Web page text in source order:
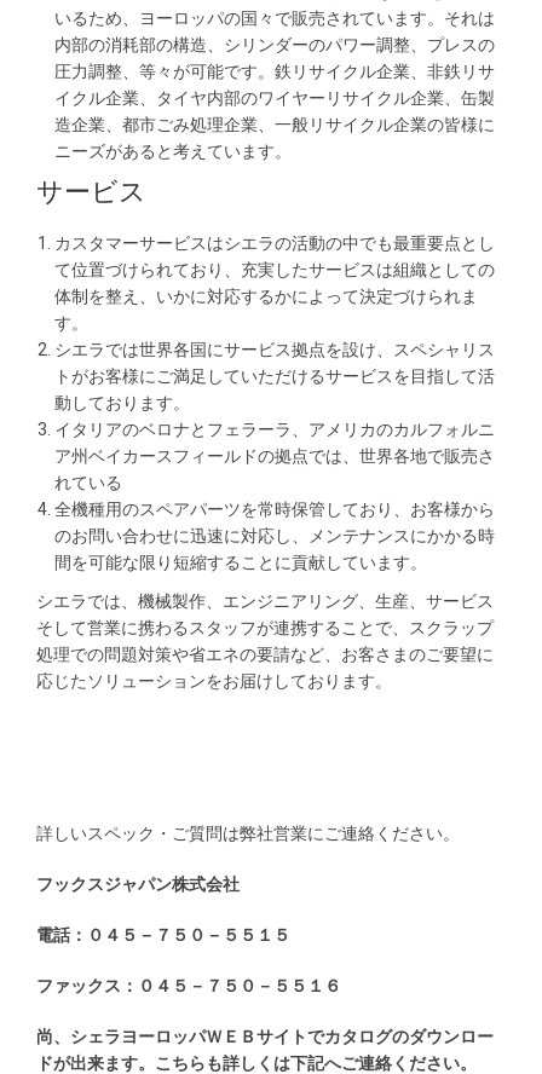
いるため、ヨーロッパの国々で販売されています。それは
内部の消耗部の構造、シリンダーのパワー調整、プレスの
圧力調整、等々が可能です。鉄リサイクル企業、非鉄リサ
イクル企業、タイヤ内部のワイヤーリサイクル企業、缶製
造企業、都市ごみ処理企業、一般リサイクル企業の皆様に
ニーズがあると考えています。
サービス
カスタマーサービスはシエラの活動の中でも最重要点とし
て位置づけられており、充実したサービスは組織としての
体制を整え、いかに対応するかによって決定づけられま
す。
シエラでは世界各国にサービス拠点を設け、スペシャリス
トがお客様にご満足していただけるサービスを目指して活
動しております。
イタリアのベロナとフェラーラ、アメリカのカルフォルニ
ア州ベイカースフィールドの拠点では、世界各地で販売さ
れている
全機種用のスペアパーツを常時保管しており、お客様から
のお問い合わせに迅速に対応し、メンテナンスにかかる時
間を可能な限り短縮することに貢献しています。
シエラでは、機械製作、エンジニアリング、生産、サービス
そして営業に携わるスタッフが連携することで、スクラップ
処理での問題対策や省エネの要請など、お客さまのご要望に
応じたソリューションをお届けしております。
詳しいスペック・ご質問は弊社営業にご連絡ください。
フックスジャパン株式会社
電話：０４５－７５０－５５１５
ファックス：０４５－７５０－５５１６
尚、シェラヨーロッパＷＥＢサイトでカタログのダウンロー
ドが出来ます。こちらも詳しくは下記へご連絡ください。